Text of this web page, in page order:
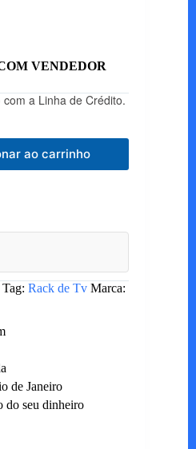
VENDEDOR
com a Linha de Crédito.
ao carrinho
Tag: Rack de Tv Marca:
de Janeiro
do seu dinheiro